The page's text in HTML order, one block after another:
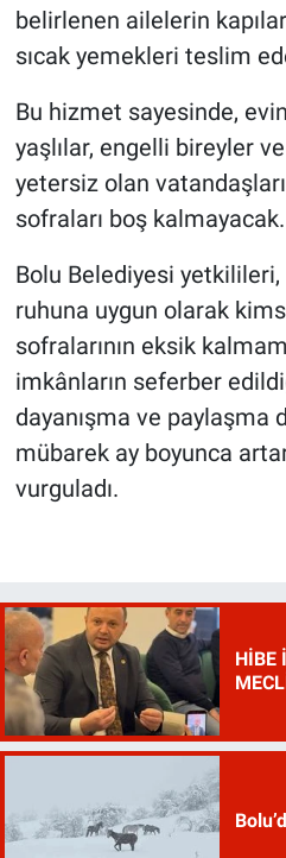
belirlenen ailelerin
sıcak yemekleri teslim
Bu hizmet sayesinde,
yaşlılar, engelli bireyler
yetersiz olan
sofraları boş kalmayacak.
Bolu Belediyesi yetkilileri,
ruhuna uygun olarak
sofralarının eksik
imkânların seferber
dayanışma ve paylaşma
mübarek ay boyunca
vurguladı.
HİBE